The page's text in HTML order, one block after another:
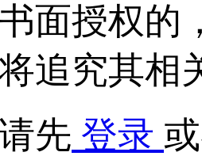
面授权的
追究其相
先 登录